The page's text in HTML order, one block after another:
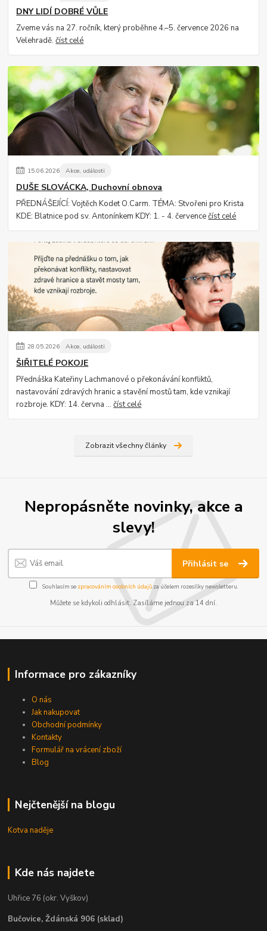
DNY LIDÍ DOBRÉ VŮLE
Zveme vás na 27. ročník, který proběhne 4.–5. července 2026 na
Velehradě.číst celé
15.06.2026 Akce, události
DUŠE SLOVÁCKA, Duchovní obnova
PŘEDNÁŠEJÍCÍ: Vojtěch Kodet O.Carm. TÉMA: Stvořeni pro Krista
KDE: Blatnice pod sv. Antonínkem KDY: 1. - 4. červencečíst celé
28.05.2026 Akce, události
ŠIŘITELÉ POKOJE
Přednáška Kateřiny Lachmanové o překonávání konfliktů,
nastavování zdravých hranic a stavění mostů tam, kde vznikají
rozbroje. KDY: 14. června ...číst celé
Zobrazit všechny články
Nepropásněte novinky, akce a
slevy!
Přihlásit se
Souhlasím se zpracováním osobních údajůza účelem rozesílky newsletteru.
Můžete se kdykoli odhlásit. Zasíláme jednou za 14 dní.
Informace pro zákazníky
O nás
Jak nakupovat
Obchodní podmínky
Kontakty
Formulář na vrácení zboží
Blog
Nejčtenější na blogu
Kotva naděje
Kde nás najdete
Uhřice 76 (okr. Vyškov)
Bučovice, Ždánská 906 (sklad)